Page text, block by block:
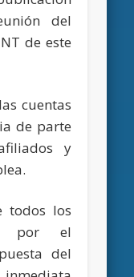
del
de este
cuentas
de parte
y
todos los
por el
del